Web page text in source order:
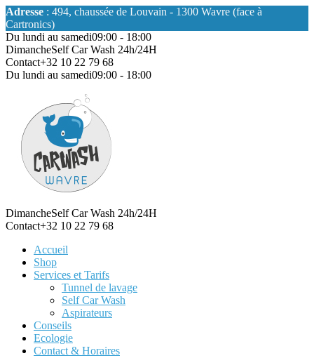
Adresse : 494, chaussée de Louvain - 1300 Wavre (face à
Cartronics)
Du lundi au samedi09:00 - 18:00
DimancheSelf Car Wash 24h/24H
Contact+32 10 22 79 68
Du lundi au samedi09:00 - 18:00
DimancheSelf Car Wash 24h/24H
Contact+32 10 22 79 68
Accueil
Shop
Services et Tarifs
Tunnel de lavage
Self Car Wash
Aspirateurs
Conseils
Ecologie
Contact & Horaires